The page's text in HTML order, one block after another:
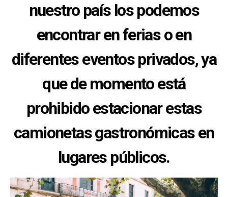
nuestro país los podemos
encontrar en ferias o en
diferentes eventos privados, ya
que de momento está
prohibido estacionar estas
camionetas gastronómicas en
lugares públicos.